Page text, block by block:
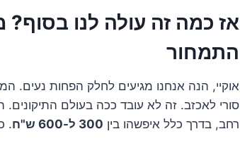
אז כמה זה עולה לנו
התמחור
אוקיי, הנה אנחנו מגיעים לחלק הפחות
סורי לאכזב. זה לא עובד ככה בעולם
רחב, בדרך כלל איפשהו בין 300 ל-600 ש"ח .